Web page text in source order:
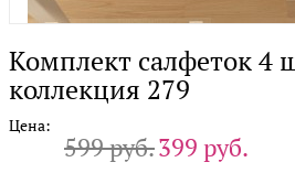
Комплект салфеток 4
коллекция 279
Цена:
599 руб.399 руб.